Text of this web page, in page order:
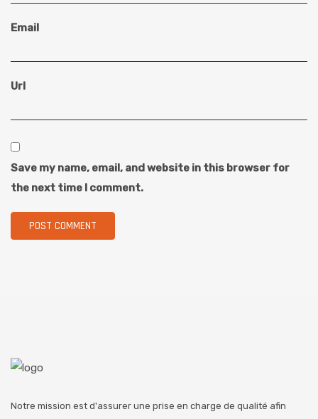
Email
Url
Save my name, email, and website in this browser for
the next time I comment.
Notre mission est d'assurer une prise en charge de qualité afin